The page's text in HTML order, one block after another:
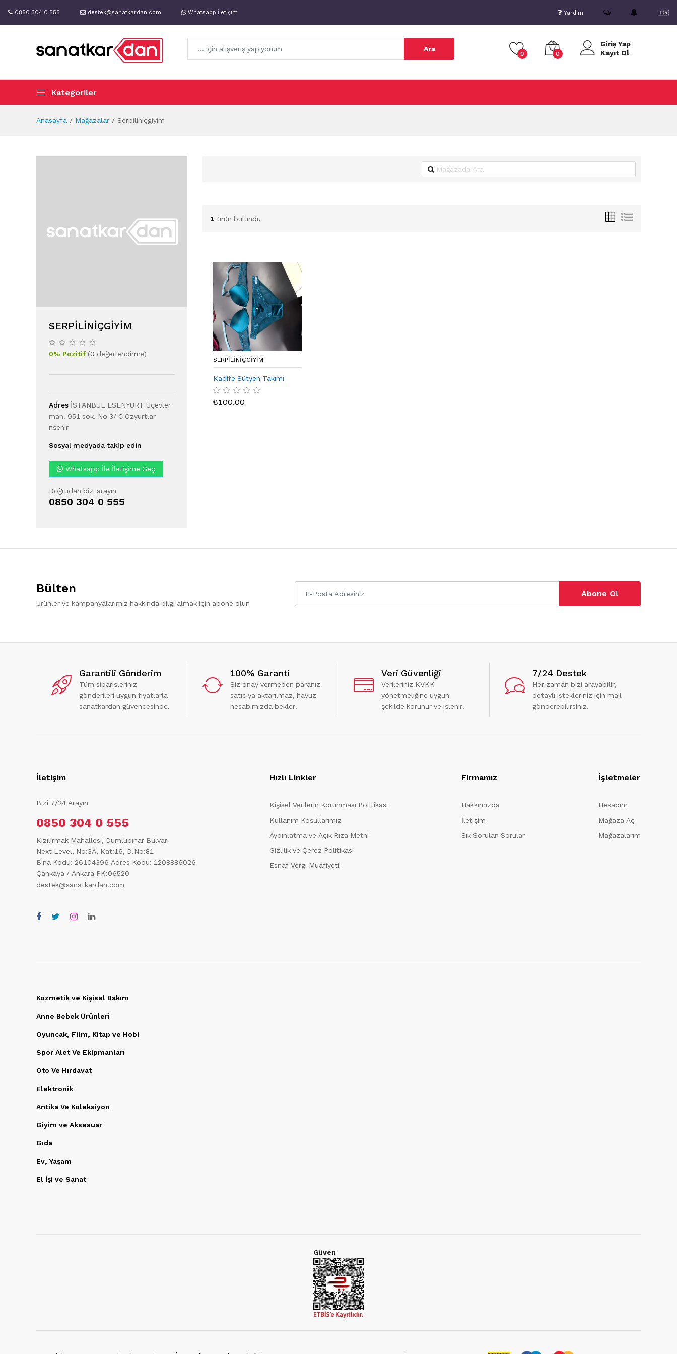
0850 304 0 555 destek@sanatkardan.com Whatsapp İletişim Yardım 🇹🇷
Ara
0 0
Giriş Yap
Kayıt Ol
Kategoriler
Anasayfa Mağazalar Serpiliniçgiyim
SERPILINIÇGIYIM
0% Pozitif(0 değerlendirme)
Adres İSTANBUL ESENYURT Üçevler
mah. 951 sok. No 3/ C Özyurtlar
nşehir
Sosyal medyada takip edin
Whatsapp İle İletişime Geç
Doğrudan bizi arayın
0850 304 0 555
1 ürün bulundu
SERPILINIÇGIYIM
Kadife Sütyen Takımı
₺100.00
Bülten
Ürünler ve kampanyalarımız hakkında bilgi almak için abone olun
Abone Ol
Garantili Gönderim
Tüm siparişleriniz
gönderileri uygun fiyatlarla
sanatkardan güvencesinde.
100% Garanti
Siz onay vermeden paranız
satıcıya aktarılmaz, havuz
hesabımızda bekler.
Veri Güvenliği
Verileriniz KVKK
yönetmeliğine uygun
şekilde korunur ve işlenir.
7/24 Destek
Her zaman bizi arayabilir,
detaylı istekleriniz için mail
gönderebilirsiniz.
İletişim
Bizi 7/24 Arayın
0850 304 0 555
Kızılırmak Mahallesi, Dumlupınar Bulvarı
Next Level, No:3A, Kat:16, D.No:81
Bina Kodu: 26104396 Adres Kodu: 1208886026
Çankaya / Ankara PK:06520
destek@sanatkardan.com
Hızlı Linkler
Kişisel Verilerin Korunması Politikası
Kullanım Koşullarımız
Aydınlatma ve Açık Rıza Metni
Gizlilik ve Çerez Politikası
Esnaf Vergi Muafiyeti
Firmamız
Hakkımızda
İletişim
Sık Sorulan Sorular
İşletmeler
Hesabım
Mağaza Aç
Mağazalarım
Kozmetik ve Kişisel Bakım
Anne Bebek Ürünleri
Oyuncak, Film, Kitap ve Hobi
Spor Alet Ve Ekipmanları
Oto Ve Hırdavat
Elektronik
Antika Ve Koleksiyon
Giyim ve Aksesuar
Gıda
Ev, Yaşam
El İşi ve Sanat
Güven